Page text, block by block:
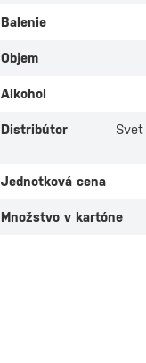
Balenie
Objem
Alkohol
Distribútor
Svet
Jednotková cena
Množstvo v kartóne